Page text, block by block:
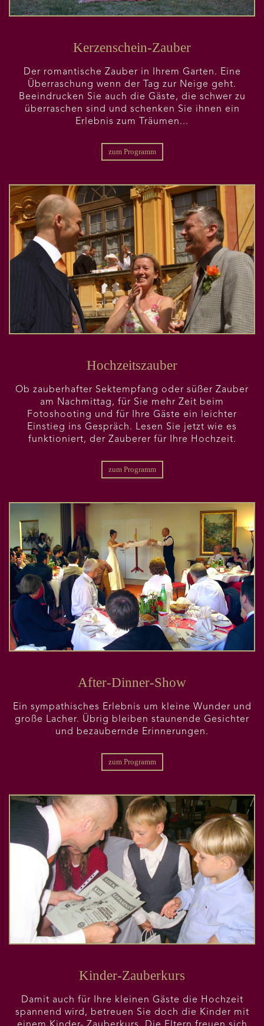
Kerzenschein-Zauber
Der romantische Zauber in Ihrem Garten. Eine
Überraschung wenn der Tag zur Neige geht.
Beeindrucken Sie auch die Gäste, die schwer zu
überraschen sind und schenken Sie ihnen ein
Erlebnis zum Träumen...
zum Programm
Hochzeitszauber
Ob zauberhafter Sektempfang oder süßer Zauber
am Nachmittag, für Sie mehr Zeit beim
Fotoshooting und für Ihre Gäste ein leichter
Einstieg ins Gespräch. Lesen Sie jetzt wie es
funktioniert, der Zauberer für Ihre Hochzeit.
zum Programm
After-Dinner-Show
Ein sympathisches Erlebnis um kleine Wunder und
große Lacher. Übrig bleiben staunende Gesichter
und bezaubernde Erinnerungen.
zum Programm
Kinder-Zauberkurs
Damit auch für Ihre kleinen Gäste die Hochzeit
spannend wird, betreuen Sie doch die Kinder mit